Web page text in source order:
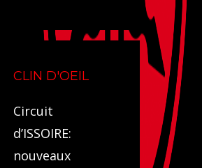
CLIN D'OEIL
Circuit
d’ISSOIRE:
nouveaux